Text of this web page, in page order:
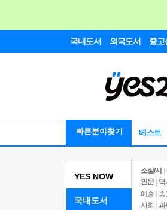
국내도서 외국도서 중고
빠른분야찾기 베스트
YES NOW
국내도서
소설/시
인문
역
예술 | 종
사회 | 과